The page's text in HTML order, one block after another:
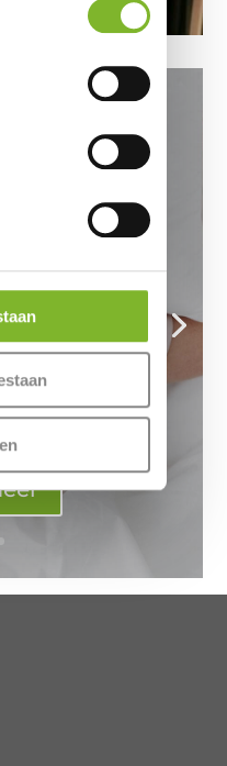
hun services.
slecht
30 augustus 2024
Veel mensen
denken over hun
manier waarop u
voor uw